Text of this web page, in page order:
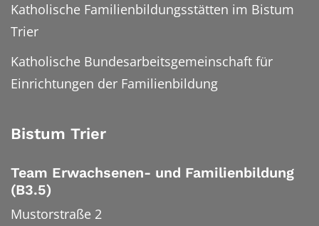
Katholische Familienbildungsstätten im Bistum
Trier
Katholische Bundesarbeitsgemeinschaft für
Einrichtungen der Familienbildung
Bistum Trier
Team Erwachsenen- und Familienbildung
(B3.5)
Mustorstraße 2